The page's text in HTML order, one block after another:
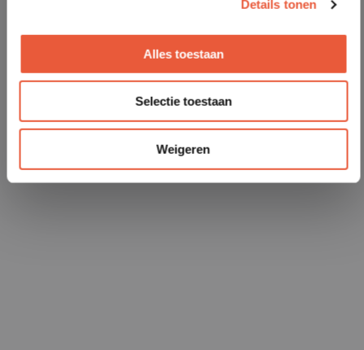
Details tonen
Alles toestaan
Selectie toestaan
Weigeren